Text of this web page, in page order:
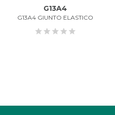
G13A4
G13A4 GIUNTO ELASTICO